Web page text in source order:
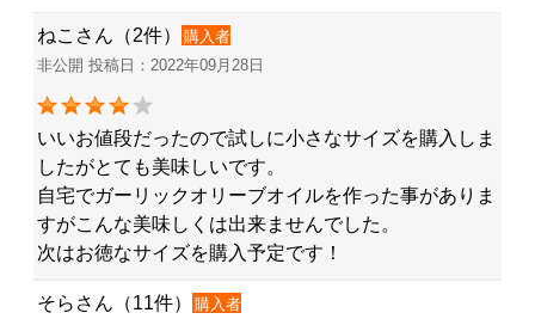
ねこさん（2件）
購入者
非公開 投稿日：2022年09月28日
いいお値段だったので試しに小さなサイズを購入しま
したがとても美味しいです。
自宅でガーリックオリーブオイルを作った事がありま
すがこんな美味しくは出来ませんでした。
次はお徳なサイズを購入予定です！
そらさん（11件）
購入者